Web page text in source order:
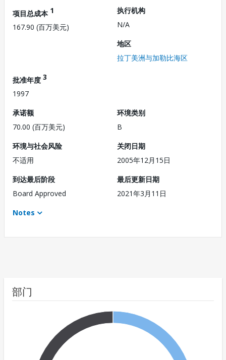
项目总成本 1
167.90 (百万美元)
执行机构
N/A
地区
拉丁美洲与加勒比海区
批准年度 3
1997
承诺额
70.00 (百万美元)
环境类别
B
环境与社会风险
不适用
关闭日期
2005年12月15日
到达最后阶段
Board Approved
最后更新日期
2021年3月11日
Notes
部门